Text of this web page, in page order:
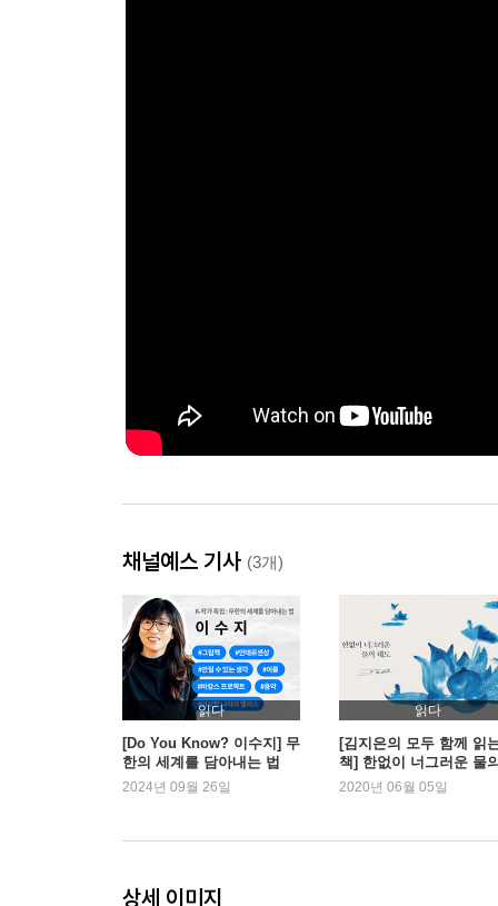
채널예스 기사 (3개)
읽다
[Do You Know? 이수지] 무
한의 세계를 담아내는 법
2024년 09월 26일
읽다
[김지은의 모두 함께 읽
책] 한없이 너그러운 물
태도
2020년 06월 05일
상세 이미지